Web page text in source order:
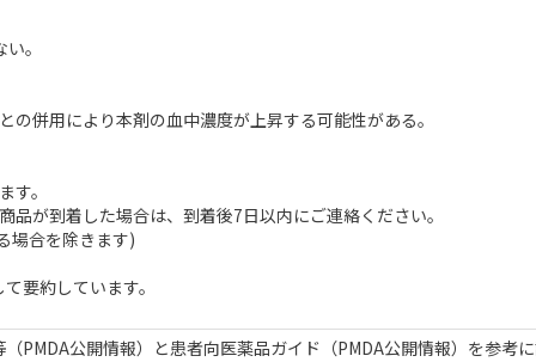
。
併用により本剤の血中濃度が上昇する可能性がある。
す。
が到着した場合は、到着後7日以内にご連絡ください。
場合を除きます)
要約しています。
PMDA公開情報）と患者向医薬品ガイド（PMDA公開情報）を参考